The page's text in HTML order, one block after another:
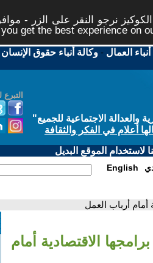
نرجو النقر على الزر -
get the best experience on
العمال -وكالة أنباء حقوق الإنسان
الاجتماعية للجميع"
أعلام في الفكر والثقافة
لاستخدام الموقع البديل
English
أمام أرباب العمل
الاقتصادية أمام